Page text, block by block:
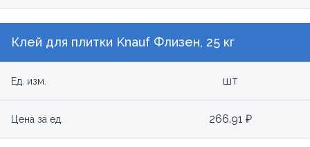
Клей для плитки Knauf Флизен, 25 кг
Ед. изм. шт
Цена за ед. 266.91 ₽